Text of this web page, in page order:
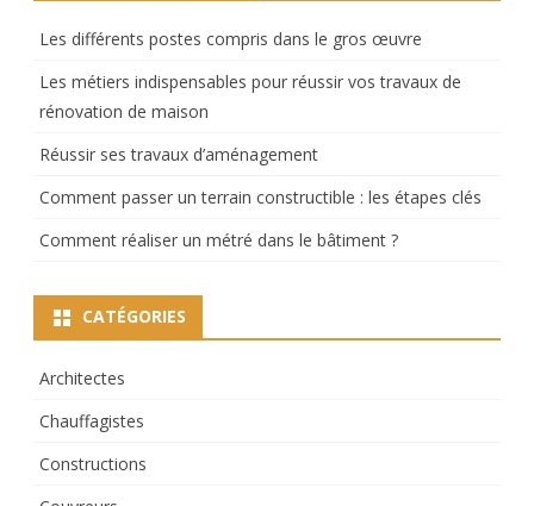
Les différents postes compris dans le gros œuvre
Les métiers indispensables pour réussir vos travaux de
rénovation de maison
Réussir ses travaux d’aménagement
Comment passer un terrain constructible : les étapes clés
Comment réaliser un métré dans le bâtiment ?
CATÉGORIES
Architectes
Chauffagistes
Constructions